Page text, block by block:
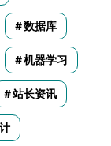
数据库
机器学习
站长资讯